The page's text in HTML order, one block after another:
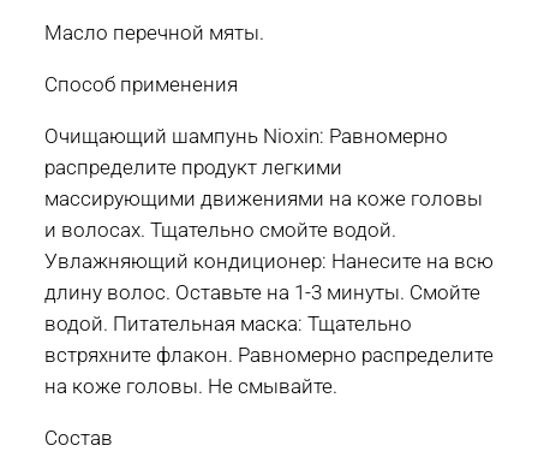
Масло перечной мяты.
Способ применения
Очищающий шампунь Nioxin: Равномерно
распределите продукт легкими
массирующими движениями на коже головы
и волосах. Тщательно смойте водой.
Увлажняющий кондиционер: Нанесите на всю
длину волос. Оставьте на 1-3 минуты. Смойте
водой. Питательная маска: Тщательно
встряхните флакон. Равномерно распределите
на коже головы. Не смывайте.
Состав